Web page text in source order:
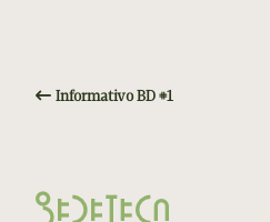
Informativo BD #1